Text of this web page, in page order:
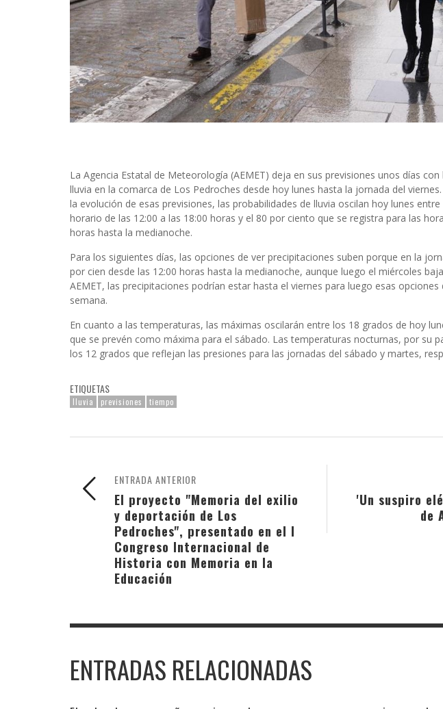
La Agencia Estatal de Meteorología (AEMET) deja en sus previsiones unos días
lluvia en la comarca de Los Pedroches desde hoy lunes hasta la jornada del
la evolución de esas previsiones, las probabilidades de lluvia oscilan hoy lunes
horario de las 12:00 a las 18:00 horas y el 80 por ciento que se registra para las
horas hasta la medianoche.
Para los siguientes días, las opciones de ver precipitaciones suben porque en la
por cien desde las 12:00 horas hasta la medianoche, aunque luego el miércoles
AEMET, las precipitaciones podrían estar hasta el viernes para luego esas
semana.
En cuanto a las temperaturas, las máximas oscilarán entre los 18 grados de hoy
que se prevén como máxima para el sábado. Las temperaturas nocturnas, por su
los 12 grados que reflejan las presiones para las jornadas del sábado y martes,
ETIQUETAS
lluvia previsiones tiempo
'Un suspiro
de
ENTRADA ANTERIOR
El proyecto "Memoria del exilio
y deportación de Los
Pedroches", presentado en el I
Congreso Internacional de
Historia con Memoria en la
Educación
ENTRADAS RELACIONADAS